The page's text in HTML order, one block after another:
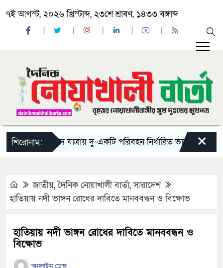
৭ই আগস্ট, ২০২৬ খ্রিস্টাব্দ, ২৩শে শ্রাবণ, ১৪৩৩ বঙ্গাব্দ
শিরোনাম:‘ঈদ যাত্রায় দু-একটি পরিবহন নির্ধারিত ভাড়ার চেয়েও কম
×
জাতীয়,দৈনিক নোয়াখালী বার্তা,সারাদেশ
হাতিয়ায় নদী ভাঙ্গন রোধের দাবিতে মানববন্ধন ও বিক্ষোভ
হাতিয়ায় নদী ভাঙ্গন রোধের দাবিতে মানববন্ধন ও
বিক্ষোভ